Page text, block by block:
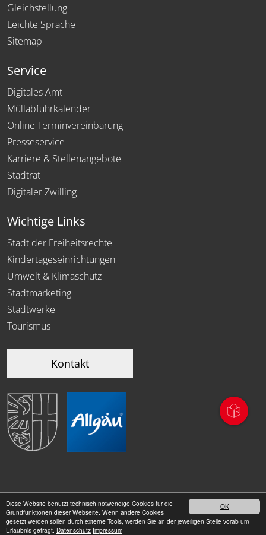
OK
Diese Website benutzt technisch notwendige Cookies für die
Grundfunktionen dieser Webseite. Wenn andere Cookies
gesetzt werden sollen durch externe Tools, werden Sie an der jeweiligen Stelle vorab um
Erlaubnis gefragt. Datenschutz Impressum
Gleichstellung
Leichte Sprache
Sitemap
Service
Digitales Amt
Müllabfuhrkalender
Online Terminvereinbarung
Presseservice
Karriere & Stellenangebote
Stadtrat
Digitaler Zwilling
Wichtige Links
Stadt der Freiheitsrechte
Kindertageseinrichtungen
Umwelt & Klimaschutz
Stadtmarketing
Stadtwerke
Tourismus
Kontakt
Datenschutz|Impressum